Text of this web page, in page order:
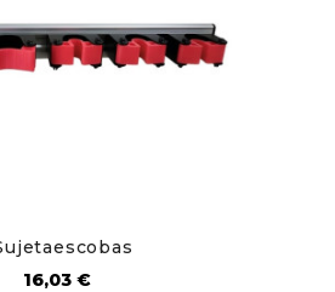
Precio
16,03 €